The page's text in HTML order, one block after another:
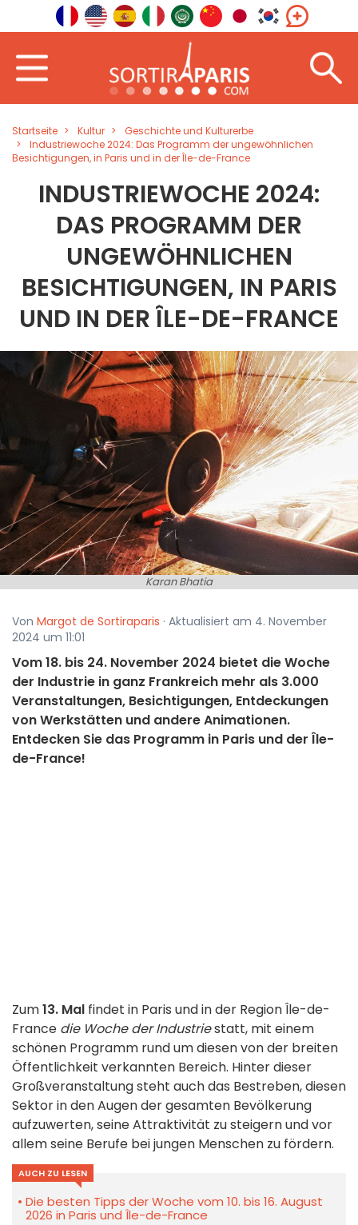
Startseite Kultur
Geschichte und Kulturerbe
Industriewoche 2024: Das Programm der ungewöhnlichen
Besichtigungen, in Paris und in der Île-de-France
INDUSTRIEWOCHE 2024:
DAS PROGRAMM DER
UNGEWÖHNLICHEN
BESICHTIGUNGEN, IN PARIS
UND IN DER ÎLE-DE-FRANCE
Karan Bhatia
Von Margot de Sortiraparis · Aktualisiert am 4. November
2024 um 11:01
Vom 18. bis 24. November 2024 bietet die Woche
der Industrie in ganz Frankreich mehr als 3.000
Veranstaltungen, Besichtigungen, Entdeckungen
von Werkstätten und andere Animationen.
Entdecken Sie das Programm in Paris und der Île-
de-France!
Zum13. Mal findet in Paris und in der Region Île-de-
France die Woche der Industriestatt, mit einem
schönen Programm rund um diesen von der breiten
Öffentlichkeit verkannten Bereich. Hinter dieser
Großveranstaltung steht auch das Bestreben, diesen
Sektor in den Augen der gesamten Bevölkerung
aufzuwerten, seine Attraktivität zu steigern und vor
allem seine Berufe bei jungen Menschen zu fördern.
AUCH ZU LESEN
Die besten Tipps der Woche vom 10. bis 16. August
2026 in Paris und Île-de-France